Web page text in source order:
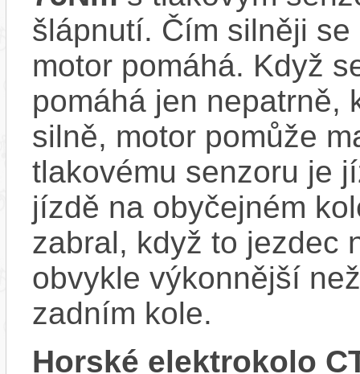
šlápnutí. Čím silněji
motor pomáhá. Když
pomáhá jen nepatrně,
silně, motor pomůže
tlakovému senzoru je
jízdě na obyčejném
zabral, když to jezdec
obvykle výkonnější
zadním kole.
Horské elektrokolo